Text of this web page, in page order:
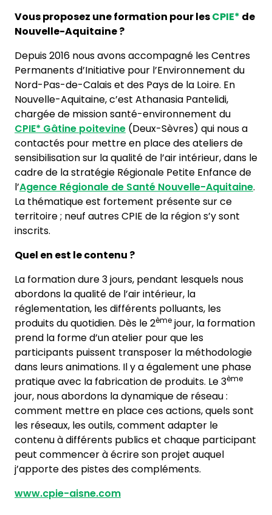
Vous proposez une formation pour lesCPIE* de
Nouvelle-Aquitaine ?
Depuis 2016 nous avons accompagné les Centres
Permanents d’Initiative pour l’Environnement du
Nord-Pas-de-Calais et des Pays de la Loire. En
Nouvelle-Aquitaine, c’est Athanasia Pantelidi,
chargée de mission santé-environnement du
CPIE* Gâtine poitevine (Deux-Sèvres) qui nous a
contactés pour mettre en place des ateliers de
sensibilisation sur la qualité de l’air intérieur, dans le
cadre de la stratégie Régionale Petite Enfance de
l’Agence Régionale de Santé Nouvelle-Aquitaine.
La thématique est fortement présente sur ce
territoire ; neuf autres CPIE de la région s’y sont
inscrits.
Quel en est le contenu ?
La formation dure 3 jours, pendant lesquels nous
abordons la qualité de l’air intérieur, la
réglementation, les différents polluants, les
produits du quotidien. Dès le 2ème jour, la formation
prend la forme d’un atelier pour que les
participants puissent transposer la méthodologie
dans leurs animations. Il y a également une phase
pratique avec la fabrication de produits. Le 3ème
jour, nous abordons la dynamique de réseau :
comment mettre en place ces actions, quels sont
les réseaux, les outils, comment adapter le
contenu à différents publics et chaque participant
peut commencer à écrire son projet auquel
j’apporte des pistes des compléments.
www.cpie-aisne.com